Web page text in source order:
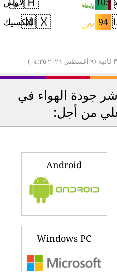
🇲🇽 94 المكسيك
جودة الهواء في
من أجل:
Android
Windows PC